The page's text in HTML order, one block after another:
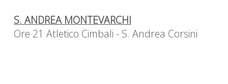
S. ANDREA MONTEVARCHI
Ore 21 Atletico Cimbali - S. Andrea Corsini